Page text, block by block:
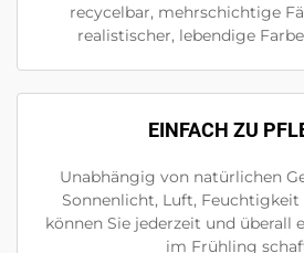
recycelbar, mehrschichtige
realistischer, lebendige
EINFACH ZU
Unabhängig von natürlichen
Sonnenlicht, Luft, Feuchtigkeit
können Sie jederzeit und überall
im Frühling